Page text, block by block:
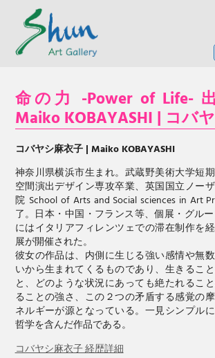
上
東
京
を
拠
点
す
る
現
代
ア
ー
ト
ギ
ャ
ラ
リ
ー。
命の力 -Power of Life-
Maiko KOBAYASHI | コバ
コバヤシ麻衣子 | Maiko KOBAYASHI
神奈川県横浜市生まれ。武蔵野美術大学短
空間演出デザイン専攻卒業、英国国立ノー
院 School of Arts and Social sciences in Art
了。日本・中国・フランス等、個展・グル
にはイタリアフィレンツェでの滞在制作を
展が開催された。
彼女の作品は、内側に生じる強い感情や無
いから生まれてくるものであり、生きるこ
と、どのような状況にあっても絶たれるこ
ることの強さ、この２つの矛盾する感覚の
ネルギーが源となっている。一見シンプル
哲学を含んだ作品である。
コバヤシ麻衣子 経歴詳細